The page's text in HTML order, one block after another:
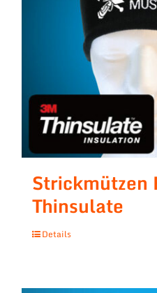
Strickmützen
Thinsulate
Details